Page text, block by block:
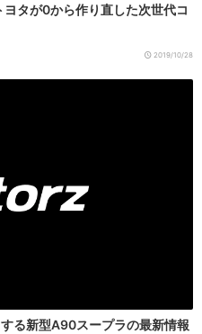
タが0から作り直した次世代コ
2019/10/28
る新型A90スープラの最新情報